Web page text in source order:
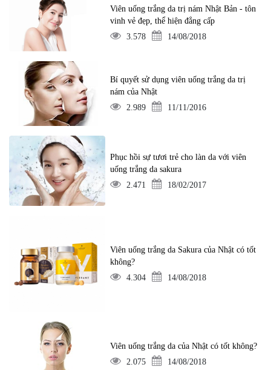
Viên uống trắng da trị nám Nhật Bản - tôn
vinh vẻ đẹp, thể hiện đẳng cấp
3.578
14/08/2018
Bí quyết sử dụng viên uống trắng da trị
nám của Nhật
2.989
11/11/2016
Phục hồi sự tươi trẻ cho làn da với viên
uống trắng da sakura
2.471
18/02/2017
Viên uống trắng da Sakura của Nhật có tốt
không?
4.304
14/08/2018
Viên uống trắng da của Nhật có tốt không?
2.075
14/08/2018